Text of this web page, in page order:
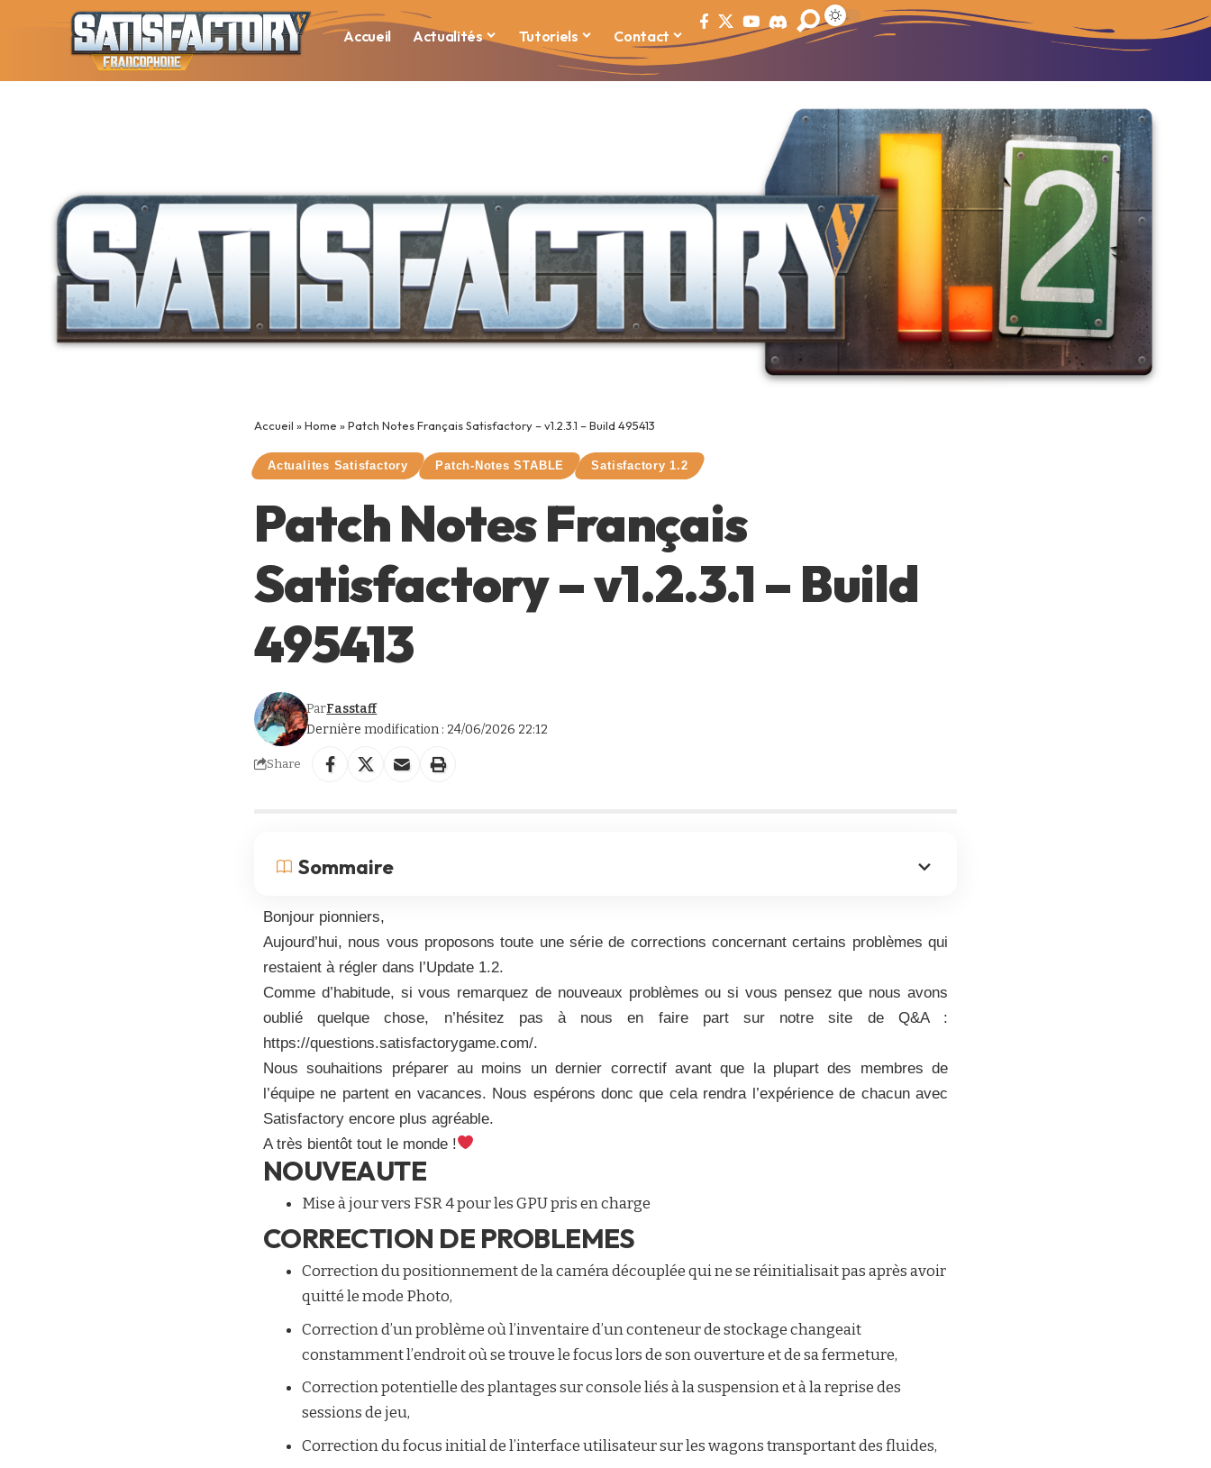
Accueil Actualités Tutoriels Contact
Accueil »Home »Patch Notes Français Satisfactory – v1.2.3.1 – Build 495413
Actualites Satisfactory Patch-Notes STABLE Satisfactory 1.2
Patch Notes Français
Satisfactory – v1.2.3.1 – Build
495413
Dernière modification : 24/06/2026 22:12
ParFasstaff
Share
Sommaire
Bonjour pionniers,
Aujourd’hui, nous vous proposons toute une série de corrections concernant certains problèmes qui
restaient à régler dans l’Update 1.2.
Comme d’habitude, si vous remarquez de nouveaux problèmes ou si vous pensez que nous avons
oublié quelque chose, n’hésitez pas à nous en faire part sur notre site de Q&A :
https://questions.satisfactorygame.com/.
Nous souhaitions préparer au moins un dernier correctif avant que la plupart des membres de
l’équipe ne partent en vacances. Nous espérons donc que cela rendra l’expérience de chacun avec
Satisfactory encore plus agréable.
A très bientôt tout le monde !
NOUVEAUTE
Mise à jour vers FSR 4 pour les GPU pris en charge
CORRECTION DE PROBLEMES
Correction du positionnement de la caméra découplée qui ne se réinitialisait pas après avoir
quitté le mode Photo,
Correction d’un problème où l’inventaire d’un conteneur de stockage changeait
constamment l’endroit où se trouve le focus lors de son ouverture et de sa fermeture,
Correction potentielle des plantages sur console liés à la suspension et à la reprise des
sessions de jeu,
Correction du focus initial de l’interface utilisateur sur les wagons transportant des fluides,